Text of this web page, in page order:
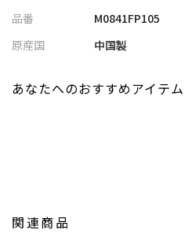
ディネートも可能。
ジャケットを合わせての、キレイ
でもお楽しみいただけます。
しています。
品番
M0841FP105
原産国
中国製
関連商品
あなたへのおすすめアイテム